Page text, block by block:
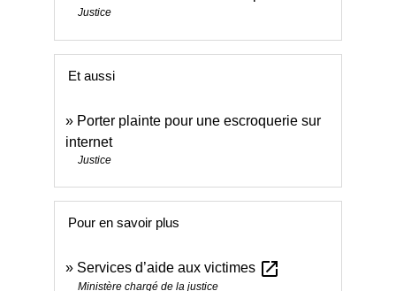
Justice
Et aussi
Porter plainte pour une escroquerie sur
internet
Justice
Pour en savoir plus
Services d’aide aux victimes open_in_new
Ministère chargé de la justice